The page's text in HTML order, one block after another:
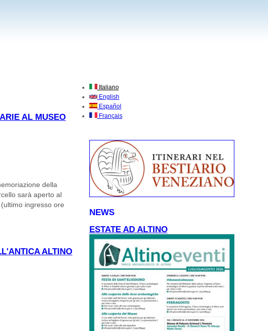
AL MUSEO
della
sarà aperto al
ingresso ore
ALTINO
Italiano
English
Español
Français
NEWS
ESTATE AD ALTINO